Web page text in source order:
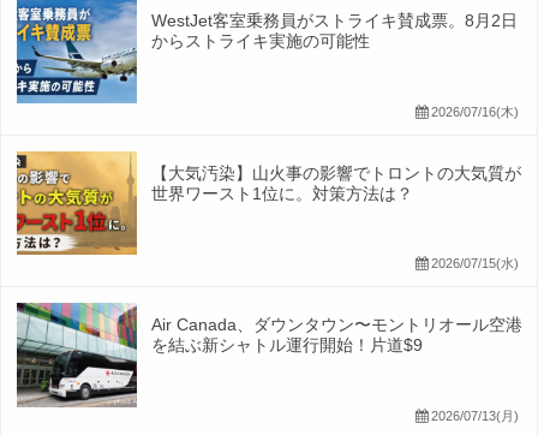
WestJet客室乗務員がストライキ賛成票。8月2日
からストライキ実施の可能性
2026/07/16(木)
【大気汚染】山火事の影響でトロントの大気質が
世界ワースト1位に。対策方法は？
2026/07/15(水)
Air Canada、ダウンタウン〜モントリオール空港
を結ぶ新シャトル運行開始！片道$9
2026/07/13(月)